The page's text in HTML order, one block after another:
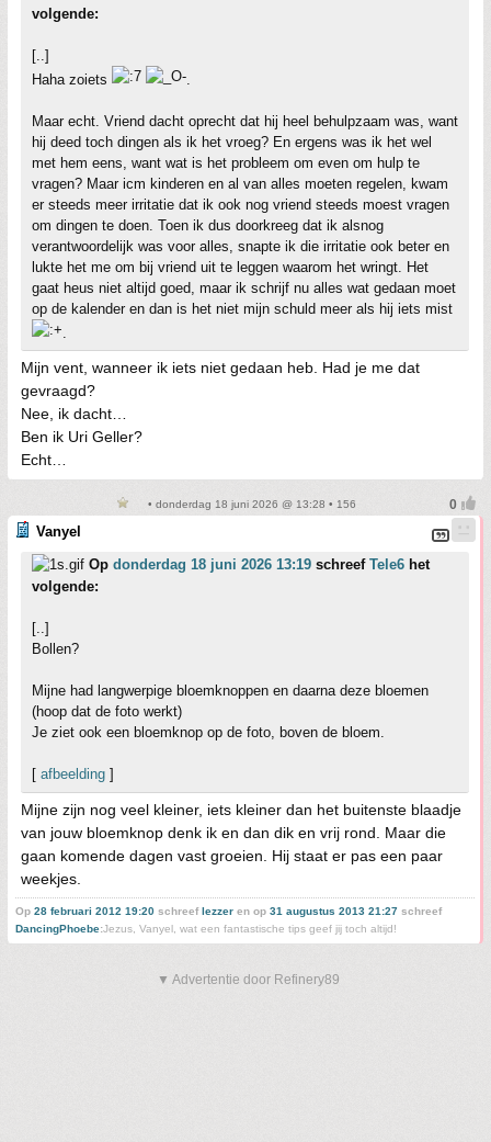
volgende:
[..]
Haha zoiets
Maar echt. Vriend dacht oprecht dat hij heel behulpzaam was, want
hij deed toch dingen als ik het vroeg? En ergens was ik het wel
met hem eens, want wat is het probleem om even om hulp te
vragen? Maar icm kinderen en al van alles moeten regelen, kwam
er steeds meer irritatie dat ik ook nog vriend steeds moest vragen
om dingen te doen. Toen ik dus doorkreeg dat ik alsnog
verantwoordelijk was voor alles, snapte ik die irritatie ook beter en
lukte het me om bij vriend uit te leggen waarom het wringt. Het
gaat heus niet altijd goed, maar ik schrijf nu alles wat gedaan moet
op de kalender en dan is het niet mijn schuld meer als hij iets mist
Mijn vent, wanneer ik iets niet gedaan heb. Had je me dat
gevraagd?
Nee, ik dacht…
Ben ik Uri Geller?
Echt…
• donderdag 18 juni 2026 @ 13:28 • 156
Vanyel
Op donderdag 18 juni 2026 13:19 schreef Tele6 het
volgende:
[..]
Bollen?
Mijne had langwerpige bloemknoppen en daarna deze bloemen
(hoop dat de foto werkt)
Je ziet ook een bloemknop op de foto, boven de bloem.
[ afbeelding ]
Mijne zijn nog veel kleiner, iets kleiner dan het buitenste blaadje
van jouw bloemknop denk ik en dan dik en vrij rond. Maar die
gaan komende dagen vast groeien. Hij staat er pas een paar
weekjes.
Op 28 februari 2012 19:20 schreeflezzer en op 31 augustus 2013 21:27 schreef
DancingPhoebe:Jezus, Vanyel, wat een fantastische tips geef jij toch altijd!
▼ Advertentie door Refinery89